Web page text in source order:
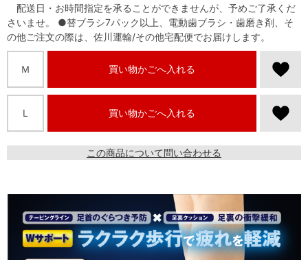
Ｍ 買い物かごへ入れる
L 買い物かごへ入れる
この商品について問い合わせる
配送日・お時間指定を承ることができませんが、予めご了承くだ
さいませ。 ●替ブラシ7パック以上、電動歯ブラシ・歯磨き剤、そ
の他ご注文の際は、佐川運輸/その他宅配便でお届けします。